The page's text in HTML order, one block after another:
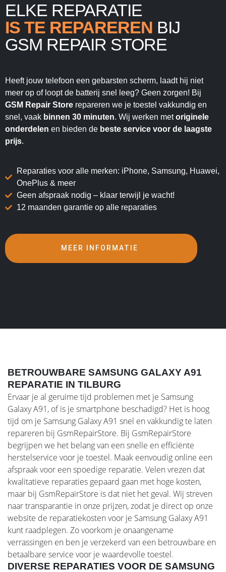
ELKE REPARATIE
IS TE REPAREREN BIJ
GSM REPAIR STORE
Heeft jouw telefoon een gebarsten scherm, laadt hij niet
meer op of loopt de batterij snel leeg? Geen zorgen! Bij
GSM Repair Store repareren we je toestel vakkundig en
snel, vaak binnen 30 minuten. Wij werken metoriginele
onderdelen en bieden de beste service voor de laagste
prijs.
Reparaties voor alle merken: iPhone, Samsung, Huawei,
OnePlus & meer
Geen afspraak nodig – klaar terwijl je wacht!
12 maanden garantie op alle reparaties
MEER INFORMATIE
BETROUWBARE SAMSUNG GALAXY A91
REPARATIE IN TILBURG
Ervaar je al geruime tijd problemen met je Samsung
Galaxy A91, of is je smartphone beschadigd? Het is hoog
tijd om je Samsung Galaxy A91 snel en vakkundig te laten
repareren bij GsmRepairStore. Bij GsmRepairStore
begrijpen we het belang van een snelle en efficiënte
herstelservice voor je toestel. Maak eenvoudig online een
afspraak voor een spoedige reparatie. Velen vrezen dat
kwalitatieve reparaties gepaard gaan met hoge kosten,
maar bij GsmRepairStore is dat niet het geval. Wij streven
naar transparantie in onze prijzen, zodat je direct op onze
website de reparatiekosten voor je Samsung Galaxy A91
kunt raadplegen. Zo voorkom je onaangename
verrassingen en ben je verzekerd van een betrouwbare en
betaalbare service voor je waardevolle toestel.
DIVERSE REPARATIES VOOR DE SAMSUNG